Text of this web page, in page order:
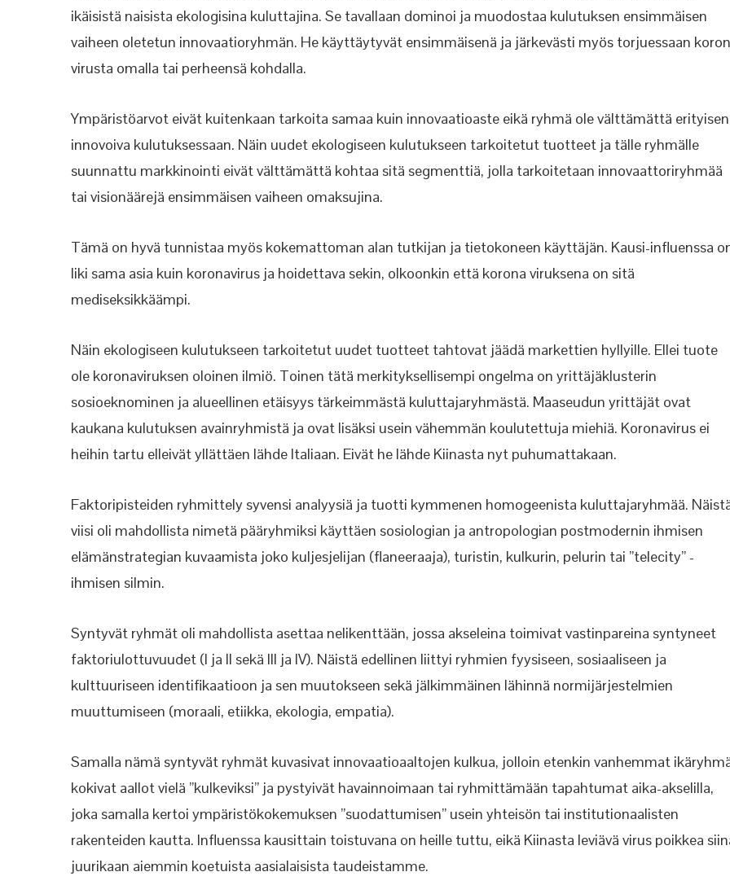
ikäisistä naisista ekologisina kuluttajina. Se tavallaan dominoi ja muodostaa kulutuksen ensimmäisen
vaiheen oletetun innovaatioryhmän. He käyttäytyvät ensimmäisenä ja järkevästi myös torjuessaan
virusta omalla tai perheensä kohdalla.
Ympäristöarvot eivät kuitenkaan tarkoita samaa kuin innovaatioaste eikä ryhmä ole välttämättä erityisen
innovoiva kulutuksessaan. Näin uudet ekologiseen kulutukseen tarkoitetut tuotteet ja tälle ryhmälle
suunnattu markkinointi eivät välttämättä kohtaa sitä segmenttiä, jolla tarkoitetaan innovaattoriryhmää
tai visionäärejä ensimmäisen vaiheen omaksujina.
Tämä on hyvä tunnistaa myös kokemattoman alan tutkijan ja tietokoneen käyttäjän. Kausi-influenssa
liki sama asia kuin koronavirus ja hoidettava sekin, olkoonkin että korona viruksena on sitä
mediseksikkäämpi.
Näin ekologiseen kulutukseen tarkoitetut uudet tuotteet tahtovat jäädä markettien hyllyille. Ellei tuote
ole koronaviruksen oloinen ilmiö. Toinen tätä merkityksellisempi ongelma on yrittäjäklusterin
sosioeknominen ja alueellinen etäisyys tärkeimmästä kuluttajaryhmästä. Maaseudun yrittäjät ovat
kaukana kulutuksen avainryhmistä ja ovat lisäksi usein vähemmän koulutettuja miehiä. Koronavirus ei
heihin tartu elleivät yllättäen lähde Italiaan. Eivät he lähde Kiinasta nyt puhumattakaan.
Faktoripisteiden ryhmittely syvensi analyysiä ja tuotti kymmenen homogeenista kuluttajaryhmää.
viisi oli mahdollista nimetä pääryhmiksi käyttäen sosiologian ja antropologian postmodernin ihmisen
elämänstrategian kuvaamista joko kuljesjelijan (flaneeraaja), turistin, kulkurin, pelurin tai ”telecity” -
ihmisen silmin.
Syntyvät ryhmät oli mahdollista asettaa nelikenttään, jossa akseleina toimivat vastinpareina syntyneet
faktoriulottuvuudet (I ja II sekä III ja IV). Näistä edellinen liittyi ryhmien fyysiseen, sosiaaliseen ja
kulttuuriseen identifikaatioon ja sen muutokseen sekä jälkimmäinen lähinnä normijärjestelmien
muuttumiseen (moraali, etiikka, ekologia, empatia).
Samalla nämä syntyvät ryhmät kuvasivat innovaatioaaltojen kulkua, jolloin etenkin vanhemmat
kokivat aallot vielä ”kulkeviksi” ja pystyivät havainnoimaan tai ryhmittämään tapahtumat aika-akselilla,
joka samalla kertoi ympäristökokemuksen ”suodattumisen” usein yhteisön tai institutionaalisten
rakenteiden kautta. Influenssa kausittain toistuvana on heille tuttu, eikä Kiinasta leviävä virus poikkea
juurikaan aiemmin koetuista aasialaisista taudeistamme.